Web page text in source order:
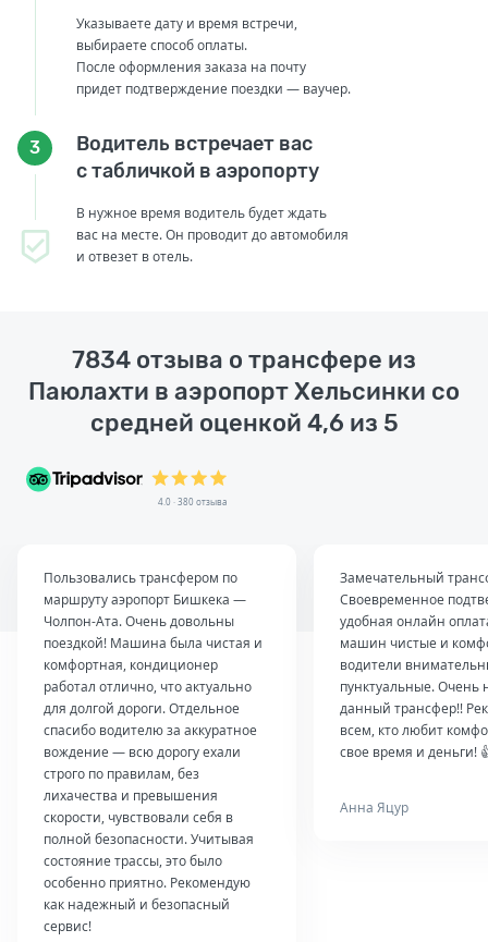
Указываете дату и время встречи,
выбираете способ оплаты.
После оформления заказа на почту
придет подтверждение поездки — ваучер.
3
Водитель встречает вас
с табличкой в аэропорту
В нужное время водитель будет ждать
вас на месте. Он проводит до автомобиля
и отвезет в отель.
7834 отзыва о трансфере из
Паюлахти в аэропорт Хельсинки со
средней оценкой 4,6 из 5
4.0 · 380 отзыва
Пользовались трансфером по
маршруту аэропорт Бишкека —
Чолпон-Ата. Очень довольны
поездкой! Машина была чистая и
комфортная, кондиционер
работал отлично, что актуально
для долгой дороги. Отдельное
спасибо водителю за аккуратное
вождение — всю дорогу ехали
строго по правилам, без
лихачества и превышения
скорости, чувствовали себя в
полной безопасности. Учитывая
состояние трассы, это было
особенно приятно. Рекомендую
как надежный и безопасный
сервис!
Замечательный
Своевременное
удобная онлайн
машин чистые и
водители
пунктуальные. Очень
данный трансфер!!
всем, кто любит
свое время и деньги!
Анна Яцур